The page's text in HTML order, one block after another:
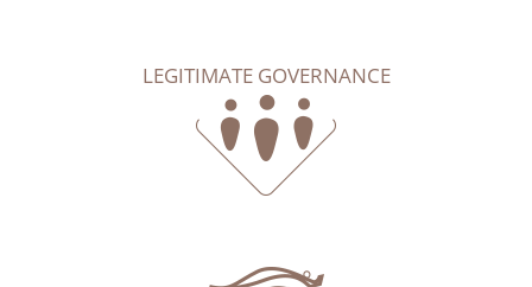
LEGITIMATE GOVERNANCE